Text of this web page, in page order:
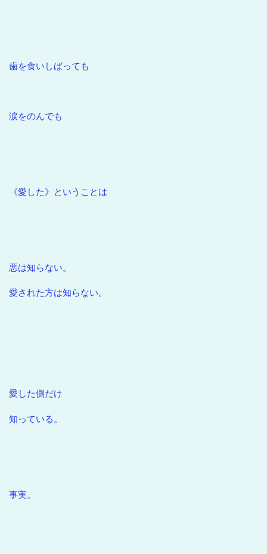
歯を食いしばっても
涙をのんでも
《愛した》ということは
悪は知らない。
愛された方は知らない。
愛した側だけ
知っている。
事実。